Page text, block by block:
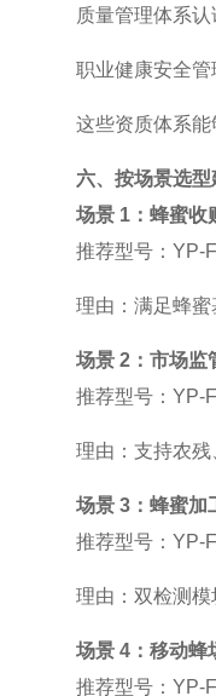
质量管理体系
职业健康安全
这些资质体系
六、按场景选型
场景 1：蜂蜜收
推荐型号： YP-
理由：满足蜂
场景 2：市场监
推荐型号： YP-
理由：支持农
场景 3：蜂蜜加
推荐型号： YP-
理由：双检测
场景 4：移动蜂
推荐型号： YP-